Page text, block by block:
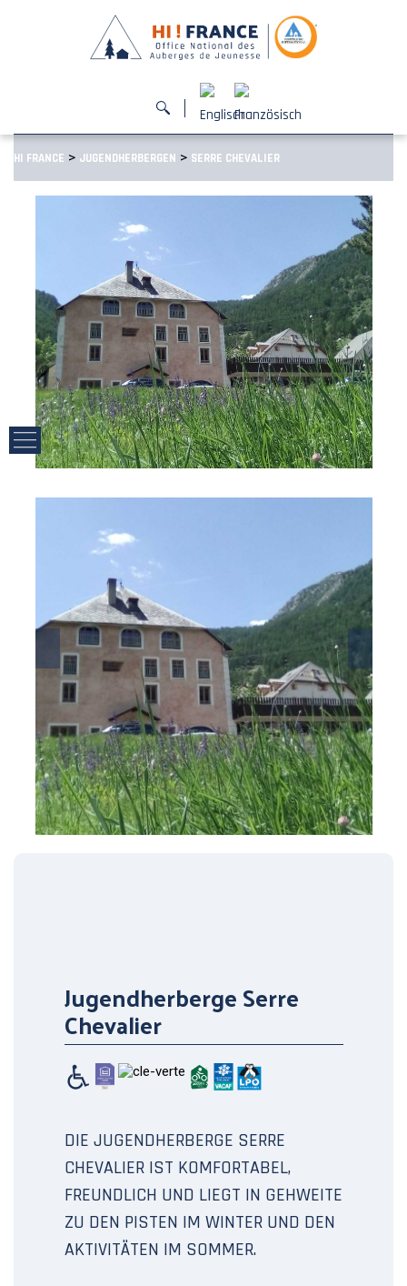
HI FRANCE > JUGENDHERBERGEN > SERRE CHEVALIER
Jugendherberge Serre
Chevalier
DIE JUGENDHERBERGE SERRE
CHEVALIER IST KOMFORTABEL,
FREUNDLICH UND LIEGT IN GEHWEITE
ZU DEN PISTEN IM WINTER UND DEN
AKTIVITÄTEN IM SOMMER.